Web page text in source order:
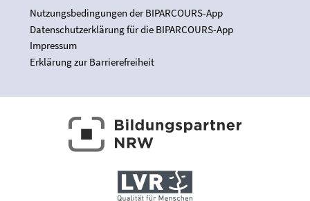
Nutzungsbedingungen der BIPARCOURS-App
Datenschutzerklärung für die BIPARCOURS-App
Impressum
Erklärung zur Barrierefreiheit